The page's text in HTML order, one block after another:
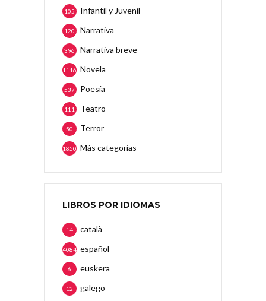
Infantil y Juvenil
105
Narrativa
120
Narrativa breve
396
Novela
1116
Poesía
537
Teatro
111
Terror
50
Más categorias
1850
LIBROS POR IDIOMAS
català
14
español
4084
euskera
6
galego
12